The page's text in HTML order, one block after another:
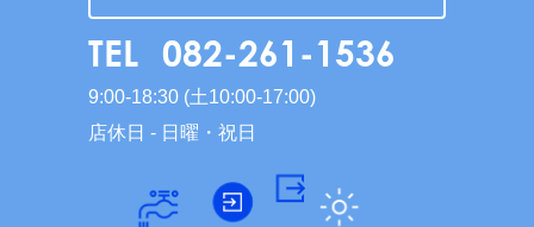
TEL 082-261-1536
9:00-18:30 (土10:00-17:00)
店休日 - 日曜・祝日